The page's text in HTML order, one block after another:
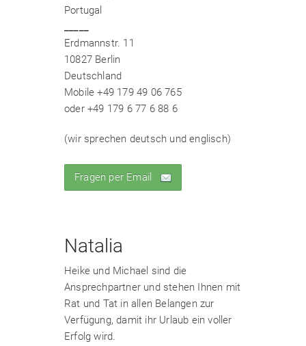
Portugal
Erdmannstr. 11
10827 Berlin
Deutschland
Mobile +49 179 49 06 765
oder +49 179 6 77 6 88 6
(wir sprechen deutsch und englisch)
Fragen per Email
Natalia
Heike und Michael sind die
Ansprechpartner und stehen Ihnen mit
Rat und Tat in allen Belangen zur
Verfügung, damit ihr Urlaub ein voller
Erfolg wird.